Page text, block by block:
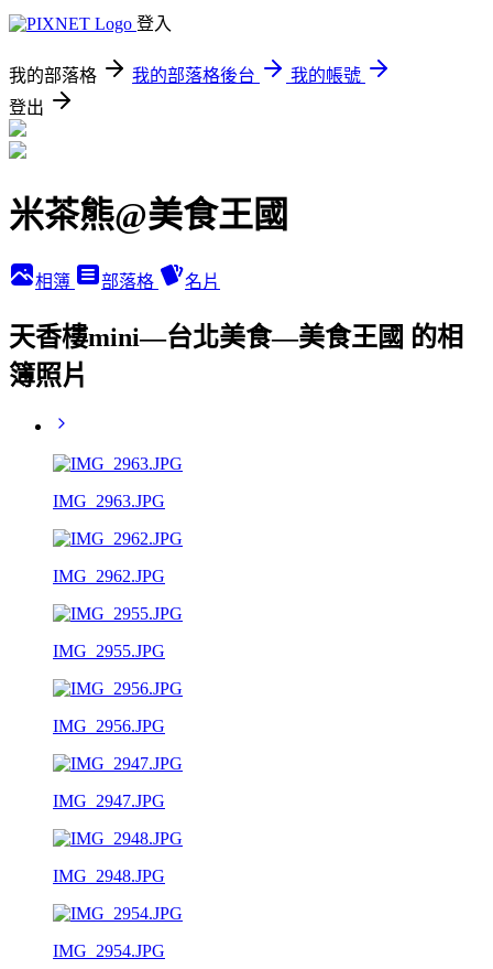
登入
我的部落格 我的部落格後台
我的帳號
登出
米茶熊@美食王國
相簿 部落格 名片
天香樓mini—台北美食—美食王國 的相
簿照片
IMG_2963.JPG
IMG_2962.JPG
IMG_2955.JPG
IMG_2956.JPG
IMG_2947.JPG
IMG_2948.JPG
IMG_2954.JPG